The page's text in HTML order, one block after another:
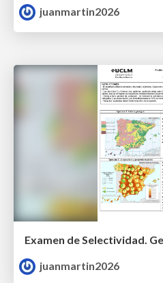
juanmartin2026
juanmartin2026